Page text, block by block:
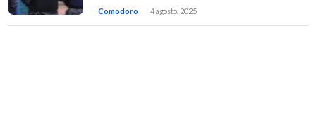
Comodoro 4 agosto, 2025